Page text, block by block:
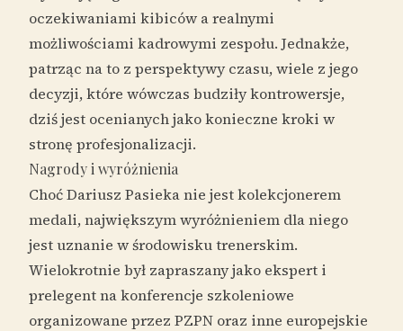
oczekiwaniami kibiców a realnymi
możliwościami kadrowymi zespołu. Jednakże,
patrząc na to z perspektywy czasu, wiele z jego
decyzji, które wówczas budziły kontrowersje,
dziś jest ocenianych jako konieczne kroki w
stronę profesjonalizacji.
Nagrody i wyróżnienia
Choć Dariusz Pasieka nie jest kolekcjonerem
medali, największym wyróżnieniem dla niego
jest uznanie w środowisku trenerskim.
Wielokrotnie był zapraszany jako ekspert i
prelegent na konferencje szkoleniowe
organizowane przez PZPN oraz inne europejskie